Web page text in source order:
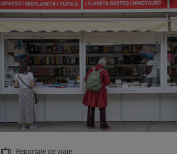
Reportaje de viaje